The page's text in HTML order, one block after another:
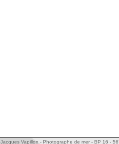
Jacques Vapillon - Photographe de mer - BP 16 -